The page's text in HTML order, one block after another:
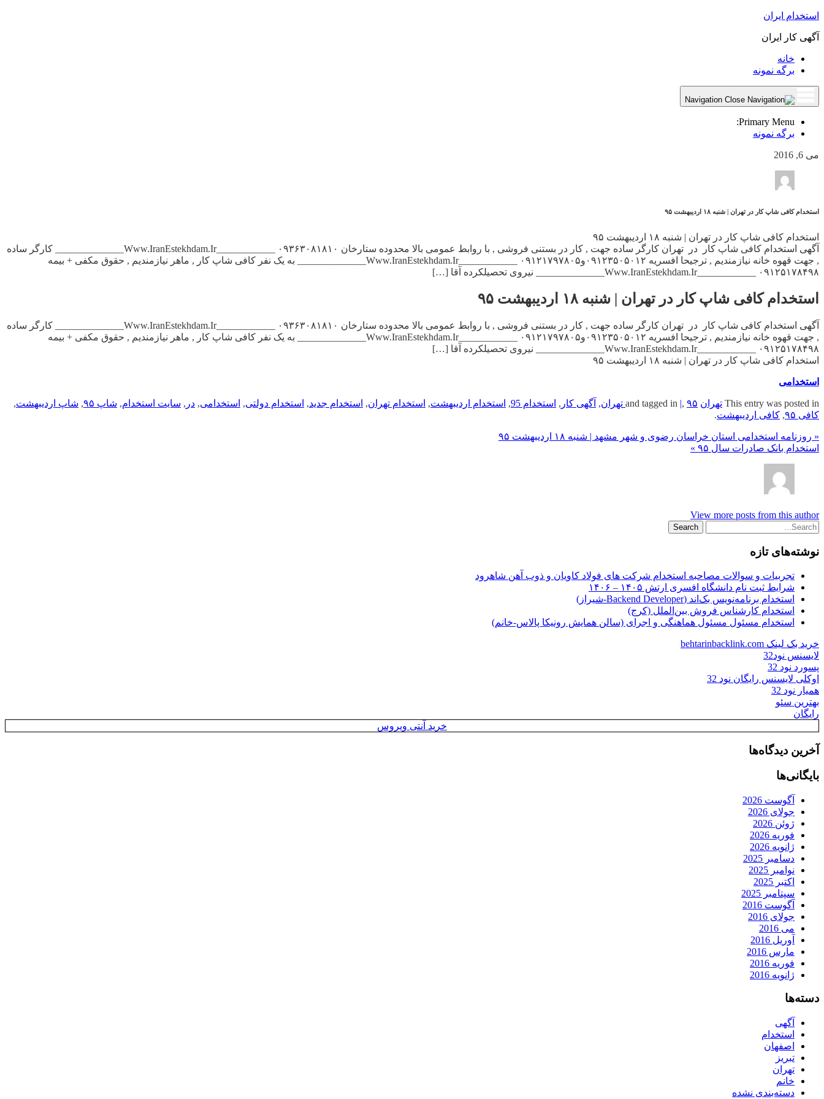
استخدام ایران
آگهی کار ایران
خانه
برگه نمونه
Primary Menu:
برگه نمونه
می 6, 2016
استخدام کافی شاپ کار در تهران | شنبه ۱۸ اردیبهشت ۹۵
استخدام کافی شاپ کار در تهران | شنبه ۱۸ اردیبهشت ۹۵
آگهی استخدام کافی شاپ کار در تهران کارگر ساده جهت , کار در بستنی فروشی , با روابط عمومی بالا محدوده ستارخان ۰۹۳۶۳۰۸۱۸۱۰ ____________Www.IranEstekhdam.Ir______________ کارگر ساده
, جهت قهوه خانه نیازمندیم , ترجیحا افسریه ۰۹۱۲۳۵۰۵۰۱۲و۰۹۱۲۱۷۹۷۸۰۵ ____________Www.IranEstekhdam.Ir______________ به یک نفر کافی شاپ کار , ماهر نیازمندیم , حقوق مکفی + بیمه
۰۹۱۲۵۱۷۸۴۹۸ ____________Www.IranEstekhdam.Ir______________ نیروی تحصیلکرده آقا […]
استخدام کافی شاپ کار در تهران | شنبه ۱۸ اردیبهشت ۹۵
آگهی استخدام کافی شاپ کار در تهران کارگر ساده جهت , کار در بستنی فروشی , با روابط عمومی بالا محدوده ستارخان ۰۹۳۶۳۰۸۱۸۱۰ ____________Www.IranEstekhdam.Ir______________ کارگر ساده
, جهت قهوه خانه نیازمندیم , ترجیحا افسریه ۰۹۱۲۳۵۰۵۰۱۲و۰۹۱۲۱۷۹۷۸۰۵ ____________Www.IranEstekhdam.Ir______________ به یک نفر کافی شاپ کار , ماهر نیازمندیم , حقوق مکفی + بیمه
۰۹۱۲۵۱۷۸۴۹۸ ____________Www.IranEstekhdam.Ir______________ نیروی تحصیلکرده آقا […]
استخدام کافی شاپ کار در تهران | شنبه ۱۸ اردیبهشت ۹۵
استخدامی
This entry was posted in تهران |, ۹۵ تهران , آگهی کار , استخدام 95 , استخدام اردیبهشت, استخدام تهران, استخدام جدید, استخدام دولتی, استخدامی, در , سایت استخدام, شاپ ۹۵ , شاپ اردیبهشت,
کافی ۹۵
, کافی اردیبهشت.
« روزنامه استخدامی استان خراسان رضوی و شهر مشهد | شنبه ۱۸ اردیبهشت ۹۵
استخدام بانک صادرات سال ۹۵ »
View more posts from this author
نوشته‌های تازه
تجربیات و سوالات مصاحبه استخدام شرکت های فولاد کاویان و ذوب آهن شاهرود
شرایط ثبت نام دانشگاه افسری ارتش ۱۴۰۵ – ۱۴۰۶
استخدام برنامه‌نویس بک‌اند (Backend Developer-شیراز)
استخدام کارشناس فروش بین‌الملل (کرج)
استخدام مسئول مسئول هماهنگی و اجرای (سالن همایش رونیکا پالاس-خانم)
خرید بک لینک behtarinbacklink.com
لایسنس نود32
پسورد نود 32
اوکلی لایسنس رایگان نود 32
همیار نود 32
بهترین سئو
رایگان
خرید آنتی ویروس
آخرین دیدگاه‌ها
بایگانی‌ها
آگوست 2026
جولای 2026
ژوئن 2026
فوریه 2026
ژانویه 2026
دسامبر 2025
نوامبر 2025
اکتبر 2025
سپتامبر 2025
آگوست 2016
جولای 2016
می 2016
آوریل 2016
مارس 2016
فوریه 2016
ژانویه 2016
دسته‌ها
آگهی
استخدام
اصفهان
تبریز
تهران
خانم
دسته‌بندی نشده